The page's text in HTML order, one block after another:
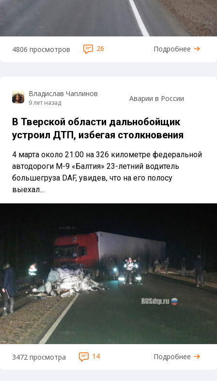
4806 просмотров 26 Подробнее
Владислав Чаплинов
9 лет назад Аварии в России
В Тверской области дальнобойщик
устроил ДТП, избегая столкновения
4 марта около 21:00 на 326 километре федеральной
автодороги М-9 «Балтия» 23-летний водитель
большегруза DAF, увидев, что на его полосу
выехал...
3472 просмотра 14 Подробнее